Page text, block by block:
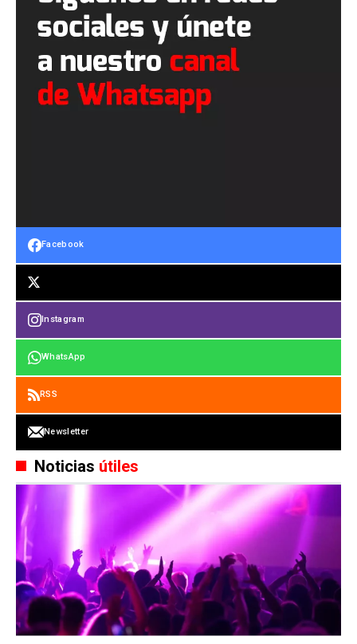
Facebook
Instagram
WhatsApp
RSS
Newsletter
Noticias útiles